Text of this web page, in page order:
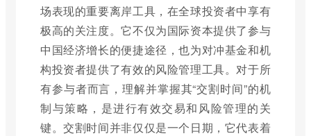
场表现的重要离岸工具，在全球投资者中享有
极高的关注度。它不仅为国际资本提供了参与
中国经济增长的便捷途径，也为对冲基金和机
构投资者提供了有效的风险管理工具。对于所
有参与者而言，理解并掌握其“交割时间”的机
制与策略，是进行有效交易和风险管理的关
键。交割时间并非仅仅是一个日期，它代表着